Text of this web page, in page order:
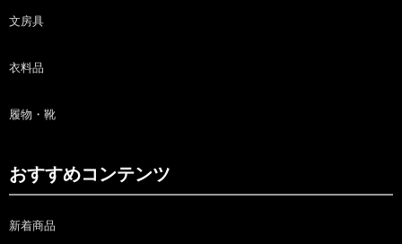
文房具
衣料品
履物・靴
おすすめコンテンツ
新着商品